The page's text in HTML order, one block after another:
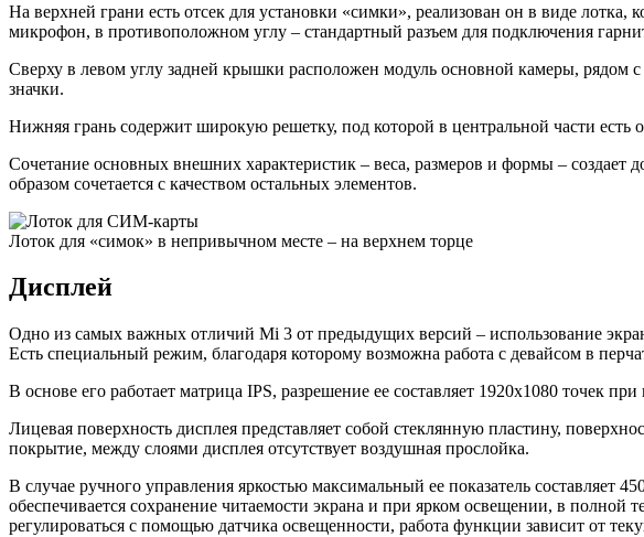
На верхней грани есть отсек для установки «симки», реализован он в виде
микрофон, в противоположном углу – стандартный разъем для подключения
Сверху в левом углу задней крышки расположен модуль основной камеры, рядом
значки.
Нижняя грань содержит широкую решетку, под которой в центральной части
Сочетание основных внешних характеристик – веса, размеров и формы – создает
образом сочетается с качеством остальных элементов.
Лоток для «симок» в непривычном месте – на верхнем торце
Дисплей
Одно из самых важных отличий Mi 3 от предыдущих версий – использование
Есть специальный режим, благодаря которому возможна работа с девайсом в
В основе его работает матрица IPS, разрешение ее составляет 1920x1080 точек
Лицевая поверхность дисплея представляет собой стеклянную пластину,
покрытие, между слоями дисплея отсутствует воздушная прослойка.
В случае ручного управления яркостью максимальный ее показатель составляет
обеспечивается сохранение читаемости экрана и при ярком освещении, в
регулироваться с помощью датчика освещенности, работа функции зависит от